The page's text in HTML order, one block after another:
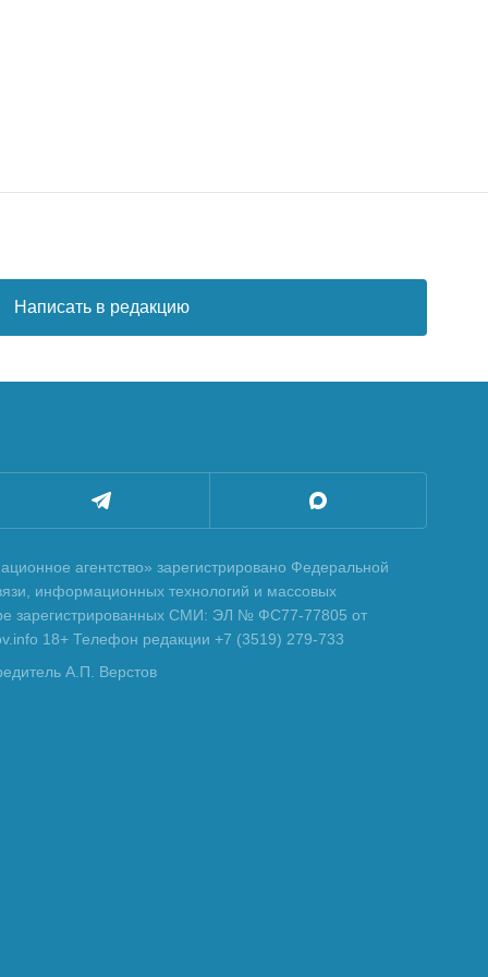
Написать в редакцию
агентство» зарегистрировано Федеральной
информационных технологий и массовых
зарегистрированных СМИ: ЭЛ № ФС77-77805 от
18+ Телефон редакции +7 (3519) 279-733
А.П. Верстов